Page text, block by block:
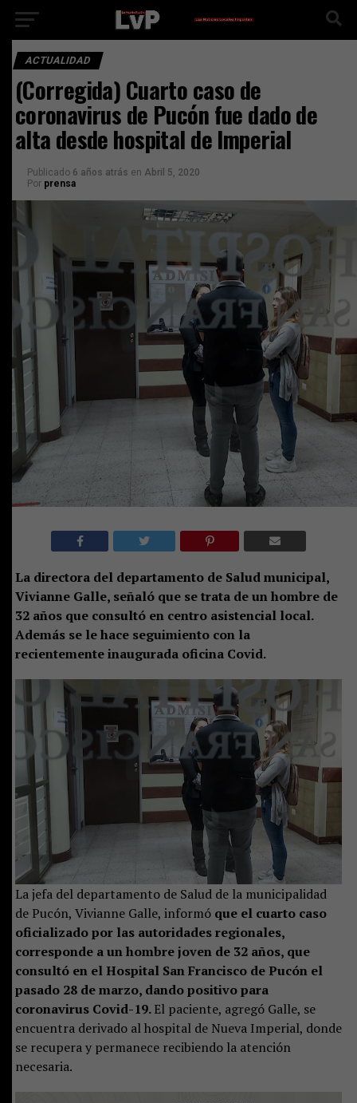
ACTUALIDAD
(Corregida) Cuarto caso de
coronavirus de Pucón fue dado de
alta desde hospital de Imperial
Publicado 6 años atrás en Abril 5, 2020
Por prensa
La directora del departamento de Salud municipal,
Vivianne Galle, señaló que se trata de un hombre de
32 años que consultó en centro asistencial local.
Además se le hace seguimiento con la
recientemente inaugurada oficina Covid.
La jefa del departamento de Salud de la municipalidad
de Pucón, Vivianne Galle, informó que el cuarto caso
oficializado por las autoridades regionales,
corresponde a un hombre joven de 32 años, que
consultó en el Hospital San Francisco de Pucón el
pasado 28 de marzo, dando positivo para
coronavirus Covid-19.El paciente, agregó Galle, se
encuentra derivado al hospital de Nueva Imperial, donde
se recupera y permanece recibiendo la atención
necesaria.